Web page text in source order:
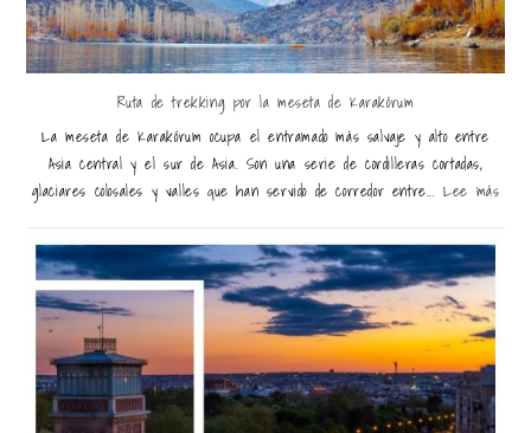
Ruta de trekking por la meseta de Karakórum
La meseta de Karakórum ocupa el entramado más salvaje y alto entre
Asia central y el sur de Asia. Son una serie de cordilleras cortadas,
glaciares colosales y valles que han servido de corredor entre...Lee más